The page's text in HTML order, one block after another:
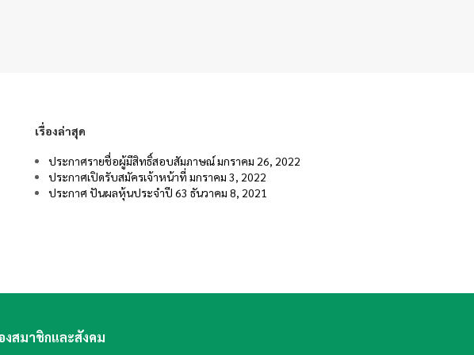
เรื่องล่าสุด
ประกาศรายชื่อผู้มีสิทธิ์สอบสัมภาษณ์มกราคม 26, 2022
ประกาศเปิดรับสมัครเจ้าหน้าที่ มกราคม 3, 2022
ประกาศ ปันผลหุ้นประจำปี 63 ธันวาคม 8, 2021
สมาชิกและสังคม